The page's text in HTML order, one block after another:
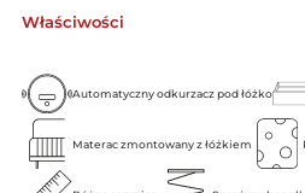
Właściwości
Automatyczny odkurzacz pod łóżko
Materac zmontowany z łóżkiem